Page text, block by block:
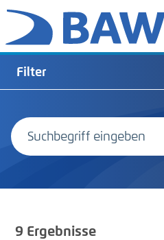
Filter
9 Ergebnisse